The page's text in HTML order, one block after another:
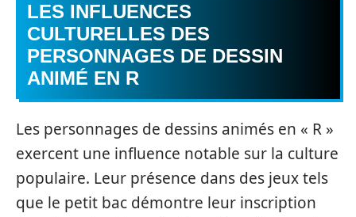
LES INFLUENCES
CULTURELLES DES
PERSONNAGES DE DESSIN
ANIMÉ EN R
Les personnages de dessins animés en « R »
exercent une influence notable sur la culture
populaire. Leur présence dans des jeux tels
que le petit bac démontre leur inscription